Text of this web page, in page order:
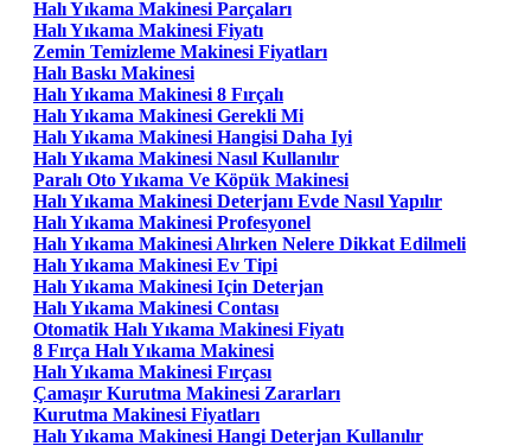
Halı Yıkama Makinesi Parçaları
Halı Yıkama Makinesi Fiyatı
Zemin Temizleme Makinesi Fiyatları
Halı Baskı Makinesi
Halı Yıkama Makinesi 8 Fırçalı
Halı Yıkama Makinesi Gerekli Mi
Halı Yıkama Makinesi Hangisi Daha Iyi
Halı Yıkama Makinesi Nasıl Kullanılır
Paralı Oto Yıkama Ve Köpük Makinesi
Halı Yıkama Makinesi Deterjanı Evde Nasıl Yapılır
Halı Yıkama Makinesi Profesyonel
Halı Yıkama Makinesi Alırken Nelere Dikkat Edilmeli
Halı Yıkama Makinesi Ev Tipi
Halı Yıkama Makinesi Için Deterjan
Halı Yıkama Makinesi Contası
Otomatik Halı Yıkama Makinesi Fiyatı
8 Fırça Halı Yıkama Makinesi
Halı Yıkama Makinesi Fırçası
Çamaşır Kurutma Makinesi Zararları
Kurutma Makinesi Fiyatları
Halı Yıkama Makinesi Hangi Deterjan Kullanılır